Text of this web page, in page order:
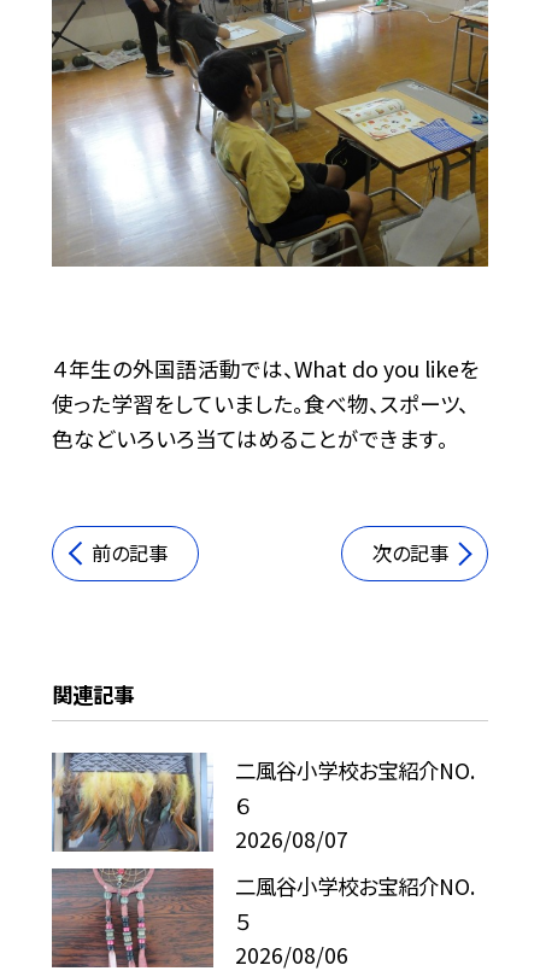
４年生の外国語活動では、What do you likeを
使った学習をしていました。食べ物、スポーツ、
色などいろいろ当てはめることができます。
前の記事 次の記事
関連記事
二風谷小学校お宝紹介NO.
６
2026/08/07
二風谷小学校お宝紹介NO.
５
2026/08/06